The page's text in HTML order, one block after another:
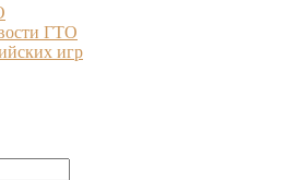
ГТО
игр